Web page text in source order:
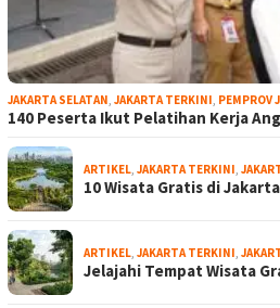
JAKARTA SELATAN JAKARTA TERKINI PEMPROV
140 Peserta Ikut Pelatihan Kerja
ARTIKEL JAKARTA TERKINI
10 Wisata Gratis di
ARTIKEL JAKARTA TERKINI
Jelajahi Tempat Wisata